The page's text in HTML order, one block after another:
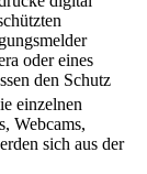
oder eines
den Schutz
einzelnen
Webcams,
sich aus der